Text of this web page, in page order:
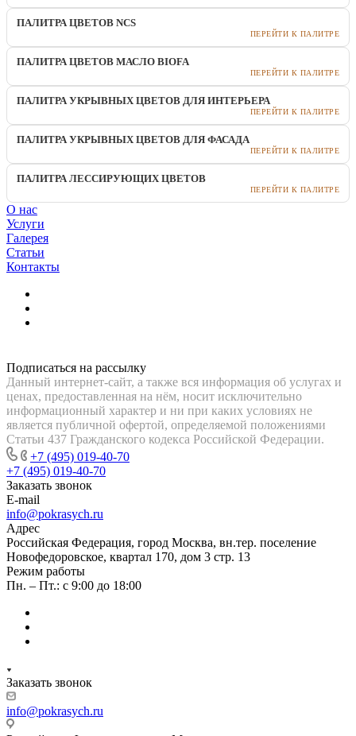
ПАЛИТРА ЦВЕТОВ NCS
ПЕРЕЙТИ К ПАЛИТРЕ
ПАЛИТРА ЦВЕТОВ МАСЛО BIOFA
ПЕРЕЙТИ К ПАЛИТРЕ
ПАЛИТРА УКРЫВНЫХ ЦВЕТОВ ДЛЯ ИНТЕРЬЕРА
ПЕРЕЙТИ К ПАЛИТРЕ
ПАЛИТРА УКРЫВНЫХ ЦВЕТОВ ДЛЯ ФАСАДА
ПЕРЕЙТИ К ПАЛИТРЕ
ПАЛИТРА ЛЕССИРУЮЩИХ ЦВЕТОВ
ПЕРЕЙТИ К ПАЛИТРЕ
О нас
Услуги
Галерея
Статьи
Контакты
Подписаться на рассылку
Данный интернет-сайт, а также вся информация об услугах и
ценах, предоставленная на нём, носит исключительно
информационный характер и ни при каких условиях не
является публичной офертой, определяемой положениями
Статьи 437 Гражданского кодекса Российской Федерации.
+7 (495) 019-40-70
+7 (495) 019-40-70
Заказать звонок
E-mail
info@pokrasych.ru
Адрес
Российская Федерация, город Москва, вн.тер. поселение
Новофедоровское, квартал 170, дом 3 стр. 13
Режим работы
Пн. – Пт.: с 9:00 до 18:00
Заказать звонок
info@pokrasych.ru